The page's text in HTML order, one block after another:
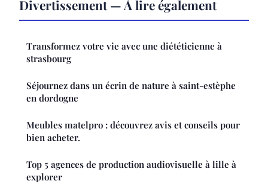
Divertissement — À lire également
Transformez votre vie avec une diététicienne à
strasbourg
Séjournez dans un écrin de nature à saint-estèphe
en dordogne
Meubles matelpro : découvrez avis et conseils pour
bien acheter.
Top 5 agences de production audiovisuelle à lille à
explorer